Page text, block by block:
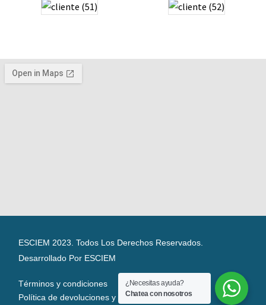
ESCIEM 2023. Todos Los Derechos Reservados.
Desarrollado Por ESCIEM
Términos y condiciones
Política de devoluciones y reembolsos
¿Necesitas ayuda?
Chatea con nosotros